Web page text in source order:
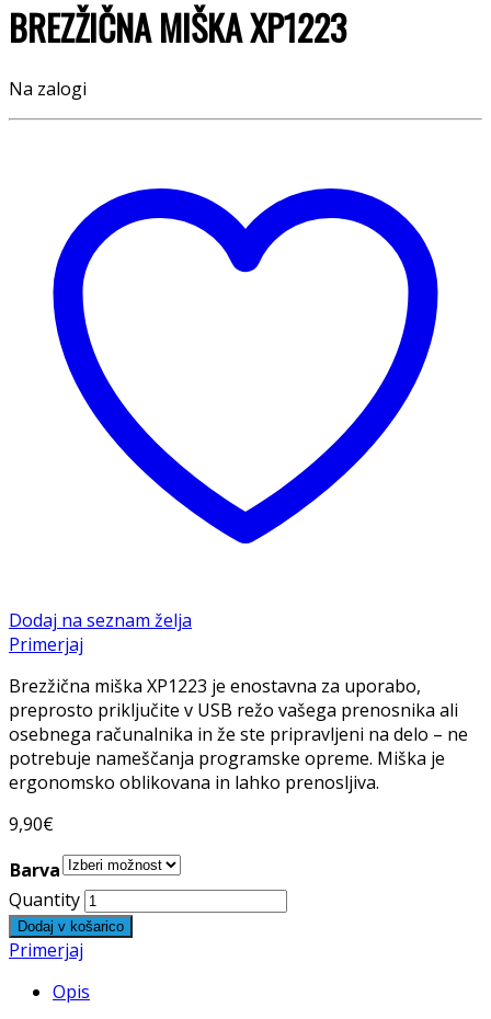
BREZŽIČNA MIŠKA XP1223
Na zalogi
Dodaj na seznam želja
Primerjaj
Brezžična miška XP1223 je enostavna za uporabo,
preprosto priključite v USB režo vašega prenosnika ali
osebnega računalnika in že ste pripravljeni na delo – ne
potrebuje nameščanja programske opreme. Miška je
ergonomsko oblikovana in lahko prenosljiva.
9,90€
Barva
Quantity
Dodaj v košarico
Primerjaj
Opis